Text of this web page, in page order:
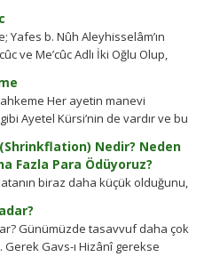
Yafes b. Nûh Aleyhisselâm’ın
ve Me’cûc Adlı İki Oğlu Olup,
Her ayetin manevi
Ayetel Kürsi’nin de vardır ve bu
Nedir? Neden
Fazla Para Ödüyoruz?
biraz daha küçük olduğunu,
daha az bisküvi
torbalarının daha fazla
Günümüzde tasavvuf daha çok
Gerek Gavs-ı Hizânî gerekse